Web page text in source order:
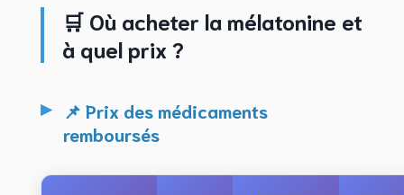
🛒 Où acheter la mélatonine et
à quel prix ?
📌 Prix des médicaments
remboursés